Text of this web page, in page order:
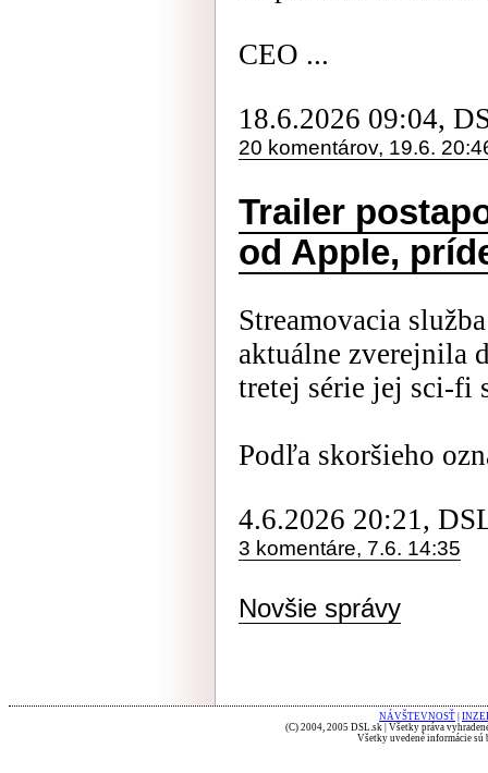
CEO ...
18.6.2026 09:04,
20 komentárov, 19.6.
Trailer
od Apple,
Streamovacia
aktuálne zverejnila
tretej série jej sci-fi
Podľa skoršieho
4.6.2026 20:21,
3 komentáre, 7.6. 14:35
Novšie správy
NÁVŠTEVNOSŤ
(C) 2004, 2005 DSL.sk | Všetky práva
Všetky uvedené informácie sú